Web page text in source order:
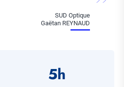
SUD Optique
Gaëtan REYNAUD
5h